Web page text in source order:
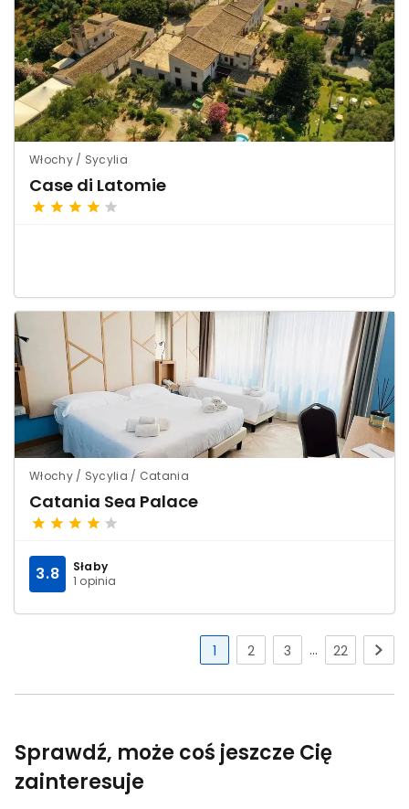
Włochy / Sycylia
Case di Latomie
Włochy / Sycylia / Catania
Catania Sea Palace
Słaby
1 opinia
3.8
1 2 3 ... 22
Sprawdź, może coś jeszcze Cię
zainteresuje